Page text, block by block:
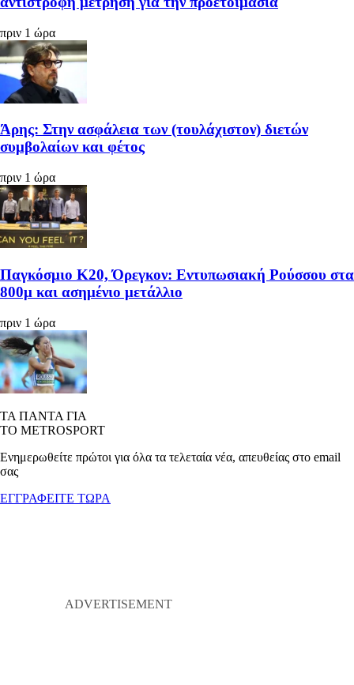
πριν 1 ώρα
Άρης: Στην ασφάλεια των (τουλάχιστον) διετών
συμβολαίων και φέτος
πριν 1 ώρα
Παγκόσμιο Κ20, Όρεγκον: Εντυπωσιακή Ρούσσου στα
800μ και ασημένιο μετάλλιο
πριν 1 ώρα
ΤΑ ΠΑΝΤΑ ΓΙΑ
ΤΟ METROSPORT
Ενημερωθείτε πρώτοι για όλα τα τελεταία νέα, απευθείας στο email
σας
ΕΓΓΡΑΦΕΙΤΕ ΤΩΡΑ